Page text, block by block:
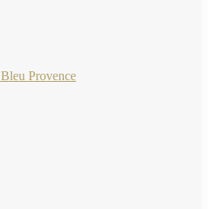
Bleu Provence